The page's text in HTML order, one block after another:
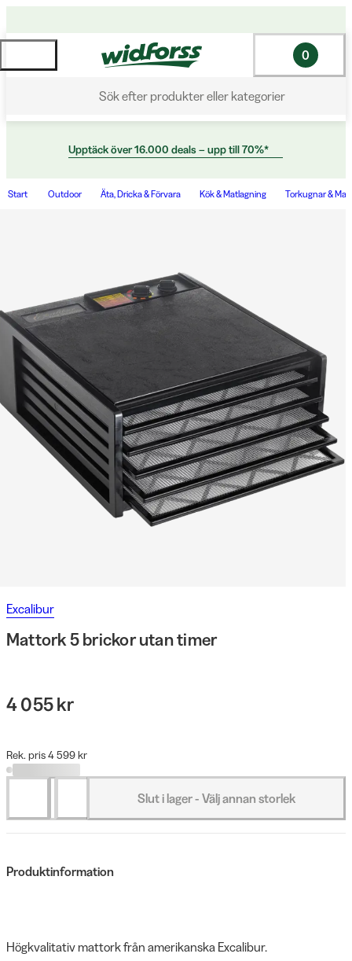
Sök efter produkter eller kategorier
0
Upptäck över 16.000 deals – upp till 70%*
Start Outdoor Äta, Dricka & Förvara Kök & Matlagning Torkugnar &
Excalibur
Mattork 5 brickor utan timer
4 055 kr
Rek. pris 4 599 kr
Slut i lager - Välj annan storlek
Produktinformation
Högkvalitativ mattork från amerikanska Excalibur.